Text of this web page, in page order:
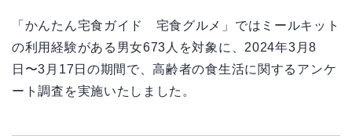
「かんたん宅食ガイド 宅食グルメ」ではミールキット
の利用経験がある男女673人を対象に、2024年3月8
日〜3月17日の期間で、高齢者の食生活に関するアンケ
ート調査を実施いたしました。